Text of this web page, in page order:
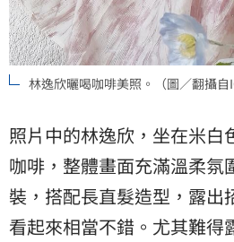
林逸欣曬喝咖啡美照。（圖／翻攝自
照片中的林逸欣，坐在米白
咖啡，整體畫面充滿溫柔氛
裝，搭配長直髮造型，露出
看起來相當不錯。尤其難得